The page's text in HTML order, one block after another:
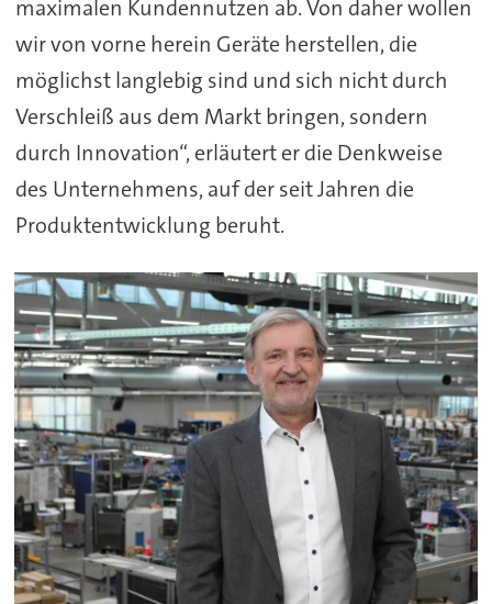
maximalen Kundennutzen ab. Von daher wollen
wir von vorne herein Geräte herstellen, die
möglichst langlebig sind und sich nicht durch
Verschleiß aus dem Markt bringen, sondern
durch Innovation“, erläutert er die Denkweise
des Unternehmens, auf der seit Jahren die
Produktentwicklung beruht.